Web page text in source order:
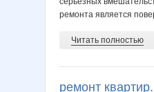
ремонта является
Читать полностью
ремонт квартир.